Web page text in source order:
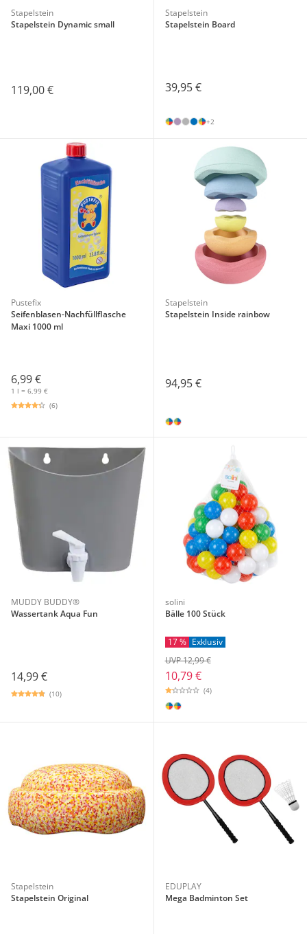
Stapelstein
Stapelstein Dynamic small
119,00 €
Stapelstein
Stapelstein Board
39,95 €
+2
Pustefix
Seifenblasen-Nachfüllflasche
Maxi 1000 ml
6,99 €
1 l = 6,99 €
(6)
Stapelstein
Stapelstein Inside rainbow
94,95 €
MUDDY BUDDY®
Wassertank Aqua Fun
14,99 €
(10)
solini
Bälle 100 Stück
17 % Exklusiv
10,79 €
UVP 12,99 €
(4)
Stapelstein
Stapelstein Original
EDUPLAY
Mega Badminton Set